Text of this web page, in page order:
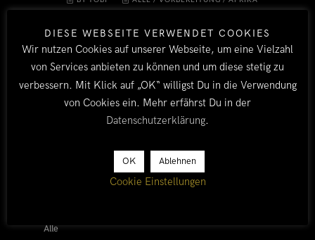
LÄNDER
Alle
DIESE WEBSEITE VERWENDET COOKIES
Wir nutzen Cookies auf unserer Webseite, um eine Vielzahl
von Services anbieten zu können und um diese stetig zu
verbessern. Mit Klick auf „OK“ willigst Du in die Verwendung
von Cookies ein. Mehr erfährst Du in der
Datenschutzerklärung.
OK Ablehnen
Cookie Einstellungen